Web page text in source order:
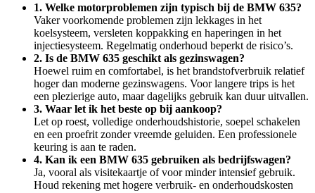
1. Welke motorproblemen zijn typisch bij de BMW 635?
Vaker voorkomende problemen zijn lekkages in het
koelsysteem, versleten koppakking en haperingen in het
injectiesysteem. Regelmatig onderhoud beperkt de risico’s.
2. Is de BMW 635 geschikt als gezinswagen?
Hoewel ruim en comfortabel, is het brandstofverbruik relatief
hoger dan moderne gezinswagens. Voor langere trips is het
een plezierige auto, maar dagelijks gebruik kan duur uitvallen.
3. Waar let ik het beste op bij aankoop?
Let op roest, volledige onderhoudshistorie, soepel schakelen
en een proefrit zonder vreemde geluiden. Een professionele
keuring is aan te raden.
4. Kan ik een BMW 635 gebruiken als bedrijfswagen?
Ja, vooral als visitekaartje of voor minder intensief gebruik.
Houd rekening met hogere verbruik- en onderhoudskosten